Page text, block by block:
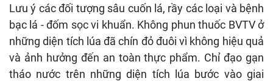
Lưu ý các đối tượng sâu cuốn lá, rầy các loại và bệnh
bạc lá - đốm sọc vi khuẩn. Không phun thuốc BVTV ở
những diện tích lúa đã chín đỏ đuôi vì không hiệu quả
và ảnh hưởng đến an toàn thực phẩm. Chỉ đạo gạn
tháo nước trên những diện tích lúa bước vào giai